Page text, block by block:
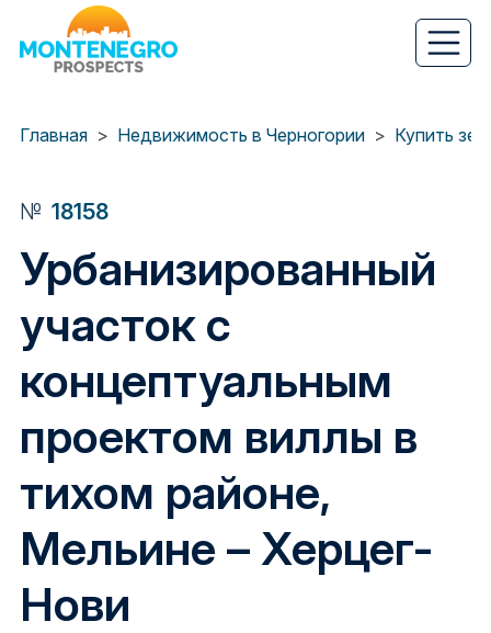
основному
Главная
Недвижимость в Черногории
№ 18158
Урбанизированный
участок с
концептуальным
проектом виллы в
тихом районе,
Мельине – Херцег-
Нови